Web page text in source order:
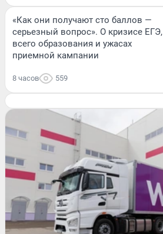
«Как они получают сто баллов —
серьезный вопрос». О кризисе ЕГЭ,
всего образования и ужасах
приемной кампании
8 часов 559